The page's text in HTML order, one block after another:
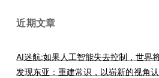
近期文章
AI迷航:如果人工智能失去控制，世界
发现东亚：重建常识，以崭新的视角